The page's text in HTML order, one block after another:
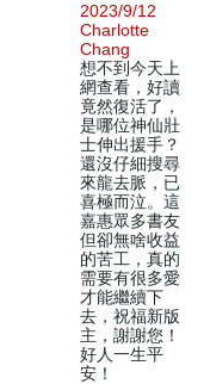
2023/9/12
Charlotte
Chang
想不到今天上
網查看，好讀
竟然復活了，
是哪位神仙壯
士伸出援手？
還沒仔細搜尋
來龍去脈，已
喜極而泣。這
嘉惠眾多書友
但卻無啥收益
的苦工，真的
需要有很多愛
才能繼續下
去，祝福新版
主，謝謝您！
好人一生平
安！